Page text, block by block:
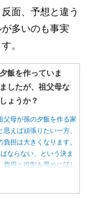
面、予想と違う
多いのも事実
。
飯を作っていま
したが、祖父母な
ょうか？
父母が孫の夕飯を作る家
えば頑張りたい一方、
担は大きくなります。
ならない、という決ま
用と役割を早めに話し